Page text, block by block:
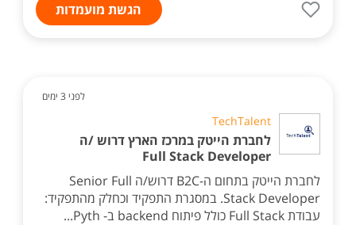
הגשת מועמדות
לפני 3 ימים
TechTalent
לחברת הייטק במרכז הארץ דרוש /ה
Full Stack Developer
לחברת הייטק בתחום ה-B2C דרוש/ה Senior Full
Stack Developer. במסגרת התפקיד וכחלק מהתפקיד:
עבודת Full Stack כולל פיתוח backend ב- Pyth...